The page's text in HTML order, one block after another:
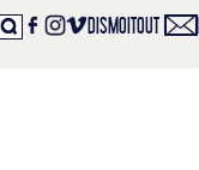
DISMOITOUT